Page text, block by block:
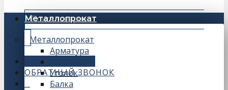
Искать:
+7 (343) 243-56-66
ОБРАТНЫЙ ЗВОНОК
Металлопрокат
Металлопрокат
Арматура
Уголок
Балка